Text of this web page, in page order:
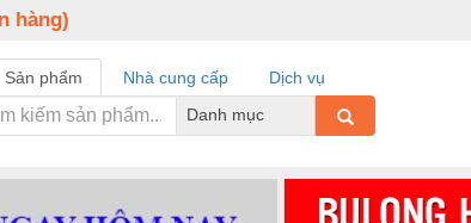
hàng)
Sản phẩm Nhà cung cấp
Dịch vụ
Danh mục